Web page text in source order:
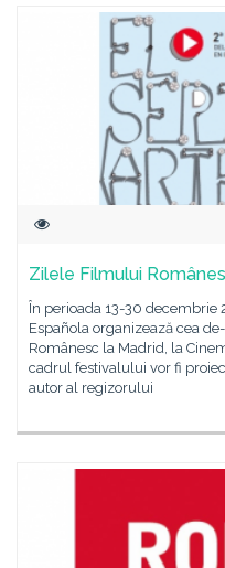
Zilele Filmului
În perioada 13-30 decembrie
Española organizează cea
Românesc la Madrid, la
cadrul festivalului vor fi
autor al regizorului